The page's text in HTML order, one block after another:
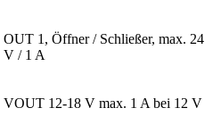
OUT 1, Öffner / Schließer, max. 24
V / 1 A
VOUT 12-18 V max. 1 A bei 12 V